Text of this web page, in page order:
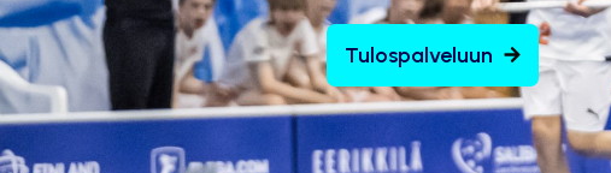
Tulospalveluun